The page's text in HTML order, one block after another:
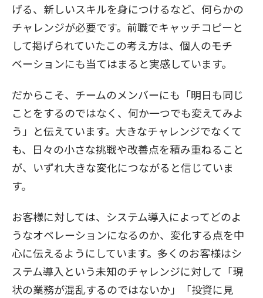
げる、新しいスキルを身につけるなど、何らかの
チャレンジが必要です。前職でキャッチコピーと
して掲げられていたこの考え方は、個人のモチ
ベーションにも当てはまると実感しています。
だからこそ、チームのメンバーにも「明日も同じ
ことをするのではなく、何か一つでも変えてみよ
う」と伝えています。大きなチャレンジでなくて
も、日々の小さな挑戦や改善点を積み重ねること
が、いずれ大きな変化につながると信じていま
す。
お客様に対しては、システム導入によってどのよ
うなオペレーションになるのか、変化する点を中
心に伝えるようにしています。多くのお客様はシ
ステム導入という未知のチャレンジに対して「現
状の業務が混乱するのではないか」「投資に見